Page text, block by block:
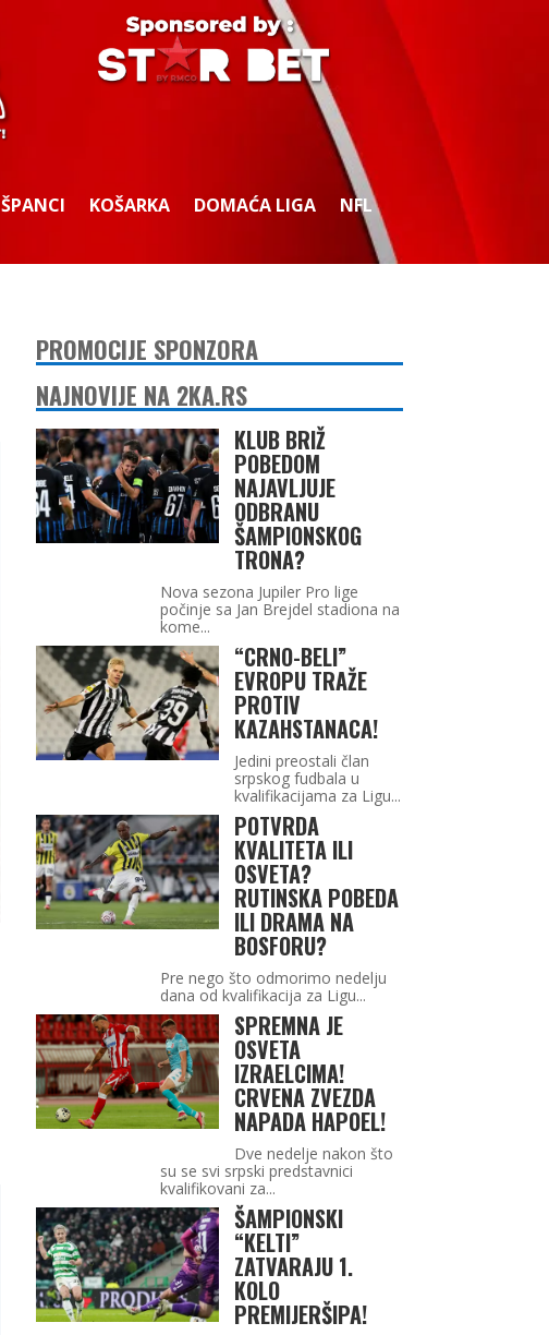
ŠPANCI KOŠARKA DOMAĆA LIGA
NFL
PROMOCIJE SPONZORA
NAJNOVIJE NA 2KA.RS
KLUB BRIŽ
POBEDOM
NAJAVLJUJE
ODBRANU
ŠAMPIONSKOG
TRONA?
Nova sezona Jupiler Pro lige
počinje sa Jan Brejdel stadiona na
kome...
“CRNO-BELI”
EVROPU TRAŽE
PROTIV
KAZAHSTANACA!
Jedini preostali član
srpskog fudbala u
kvalifikacijama za Ligu...
POTVRDA
KVALITETA ILI
OSVETA?
RUTINSKA POBEDA
ILI DRAMA NA
BOSFORU?
Pre nego što odmorimo nedelju
dana od kvalifikacija za Ligu...
SPREMNA JE
OSVETA
IZRAELCIMA!
CRVENA ZVEZDA
NAPADA HAPOEL!
Dve nedelje nakon što
su se svi srpski predstavnici
kvalifikovani za...
ŠAMPIONSKI
“KELTI”
ZATVARAJU 1.
KOLO
PREMIJERŠIPA!